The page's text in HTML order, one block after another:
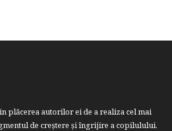
plăcerea autorilor ei de a realiza cel mai
de creştere şi îngrijire a copilulului.